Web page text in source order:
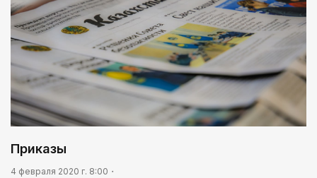
Приказы
4 февраля 2020 г. 8:00